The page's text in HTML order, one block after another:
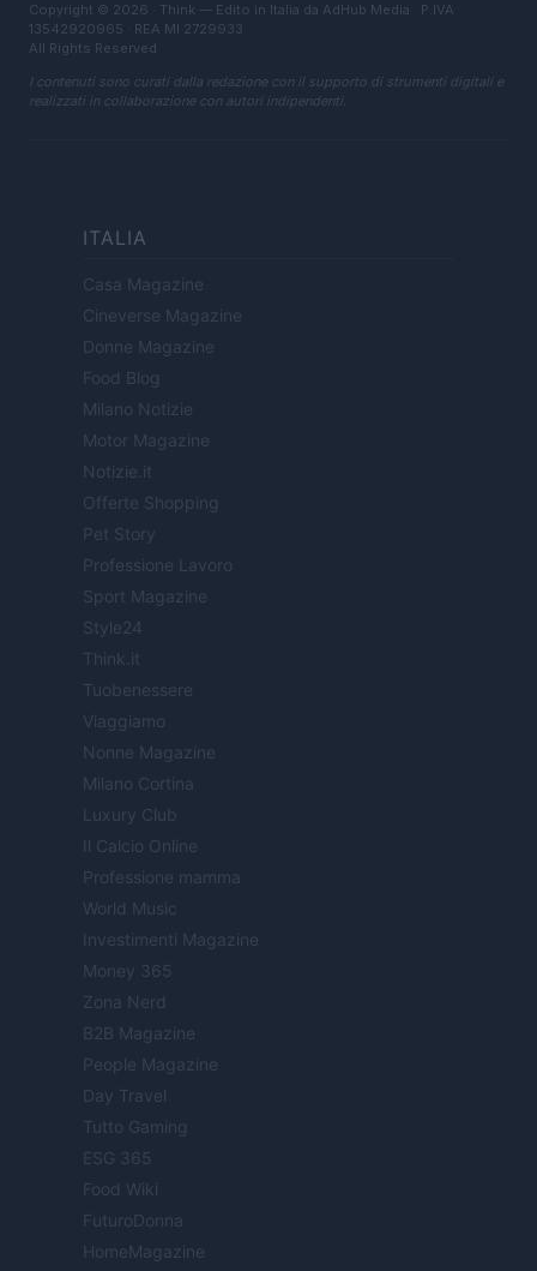
Copyright © 2026 · Think — Edito in Italia da AdHub Media · P.IVA
13542920965 · REA MI 2729933
All Rights Reserved
I contenuti sono curati dalla redazione con il supporto di strumenti digitali e
realizzati in collaborazione con autori indipendenti.
ITALIA
Casa Magazine
Cineverse Magazine
Donne Magazine
Food Blog
Milano Notizie
Motor Magazine
Notizie.it
Offerte Shopping
Pet Story
Professione Lavoro
Sport Magazine
Style24
Think.it
Tuobenessere
Viaggiamo
Nonne Magazine
Milano Cortina
Luxury Club
Il Calcio Online
Professione mamma
World Music
Investimenti Magazine
Money 365
Zona Nerd
B2B Magazine
People Magazine
Day Travel
Tutto Gaming
ESG 365
Food Wiki
FuturoDonna
HomeMagazine